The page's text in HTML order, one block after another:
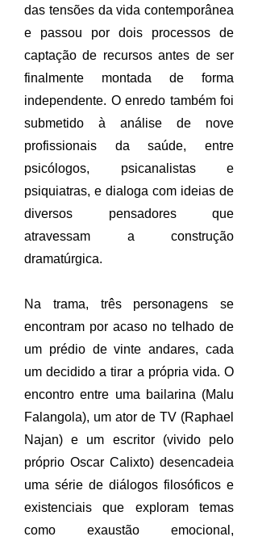
das tensões da vida contemporânea
e passou por dois processos de
captação de recursos antes de ser
finalmente montada de forma
independente. O enredo também foi
submetido à análise de nove
profissionais da saúde, entre
psicólogos, psicanalistas e
psiquiatras, e dialoga com ideias de
diversos pensadores que
atravessam a construção
dramatúrgica.
Na trama, três personagens se
encontram por acaso no telhado de
um prédio de vinte andares, cada
um decidido a tirar a própria vida. O
encontro entre uma bailarina (Malu
Falangola), um ator de TV (Raphael
Najan) e um escritor (vivido pelo
próprio Oscar Calixto) desencadeia
uma série de diálogos filosóficos e
existenciais que exploram temas
como exaustão emocional,